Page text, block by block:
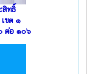
สิทธิ์
ขต ๑
ต่อ ๑๐๖